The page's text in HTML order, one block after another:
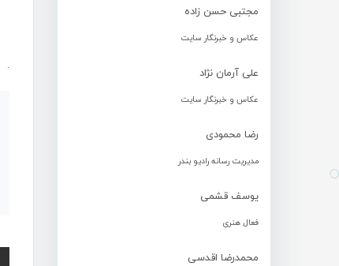
مجتبی حسن زاده
عکاس و خبرنگار سایت
علی آرمان نژاد
عکاس و خبرنگار سایت
رضا محمودی
مدیریت رسانه رادیو بندر
یوسف قشمی
فعال هنری
محمدرضا اقدسی
.